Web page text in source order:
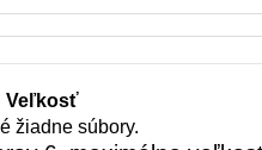
Veľkosť
žiadne súbory.